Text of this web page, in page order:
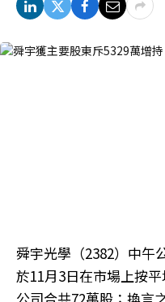
舜宇光學（2382）中午
於11月3日在市場上按